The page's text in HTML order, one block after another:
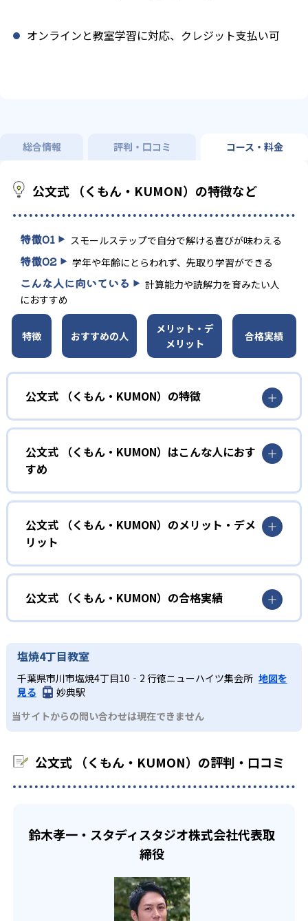
オンラインと教室学習に対応、クレジット支払い可
総合情報 評判・口コミ コース・料金
公文式 （くもん・KUMON）の特徴など
特徴01 スモールステップで自分で解ける喜びが味わえる
特徴02 学年や年齢にとらわれず、先取り学習ができる
こんな人に向いている
計算能力や読解力を育みたい人
におすすめ
特徴 おすすめの人
メリット・デ
メリット
合格実績
公文式 （くもん・KUMON）の特徴
01
無学年式の学力別学習
KUMONでは、年齢や学年にとらわれずに、一人ひとりの学
力に応じたレベルから学習を始めている。
確実に100点が取れるレベルから少しずつ難易度を上げてい
しさを経験できる。
ルステップで進んでいけるよう工夫されている。このスタ
イルは子どもの学習意欲をかき立てるため、教えてもらう
という受け身の姿勢ではなく、自ら進んで学ぶ姿勢を身に
つけられるだろう。
また、自学学習スタイルで学ぶ子どもたちは、自らの学習
課題に気がつくようになる。学年を超えた範囲も学習でき
るため、早い時期から高校教材に進む生徒もいる。
03 フレキシブルな受講スタイル
でも週2回受講できる。そのため、部活や他の習い事で忙し
公文式 （くもん・KUMON）はこんな人におす
すめ
幼児
小学校に入る準備をしたい幼児向け
KUMONでは細かいステップに分かれた教材で、わかる楽し
さを経験しながら無理なく力を高めていける。
性格や学習への取り組み姿勢に合わせて内容も調整するた
め、小学校に入ってもつまずきにくい学力を身につけられ
るだろう。
中学に向けて苦手教科を克服したい子ども向け
KUMONでは経験豊富な先生が、子どものやる気を引き出せ
るよう適切なヒントを与えたり、声かけをしたりしてい
少しずつ苦手意識を克服できるだろう。
部活や習い事と両立したい生徒向け
KUMONでは、一人ひとりの学習状況やスケジュールに合わ
宿題の量や進め方に関しては、いつでも気軽に相談可能
だ。
公文式 （くもん・KUMON）のメリット・デメ
リット
どんなメリットがある？
KUMONでは自学自習スタイルで勉強するため、集中力や目
標に向かって頑張りやり抜く力を育むことができる。ま
た、年齢や学年にとらわれずに自分の学力に相応したレベ
ルから学習できるため、難しすぎてやる気を損ねたり、簡
単すぎて退屈することもない。
どんなデメリットがある？
KUMONでは、中高生のクラスでも数学・英語・国語の3教
科に限られるため、その他の教科に関しては他塾を検討す
る必要があるだろう。
公文式 （くもん・KUMON）の合格実績
KUMONは、公式サイトでは合格実績は公開していない。志
わせたい。
塩焼4丁目教室
千葉県市川市塩焼4丁目10‐2 行徳ニューハイツ集会所 地図を
見る
妙典駅
当サイトからの問い合わせは現在できません
公文式 （くもん・KUMON）の評判・口コミ
鈴木孝一・スタディスタジオ株式会社代表取
締役